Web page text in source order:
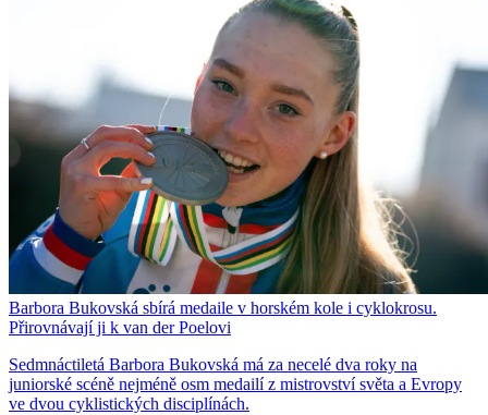
Barbora Bukovská sbírá medaile v horském kole i cyklokrosu.
Přirovnávají ji k van der Poelovi
Sedmnáctiletá Barbora Bukovská má za necelé dva roky na
juniorské scéně nejméně osm medailí z mistrovství světa a Evropy
ve dvou cyklistických disciplínách.